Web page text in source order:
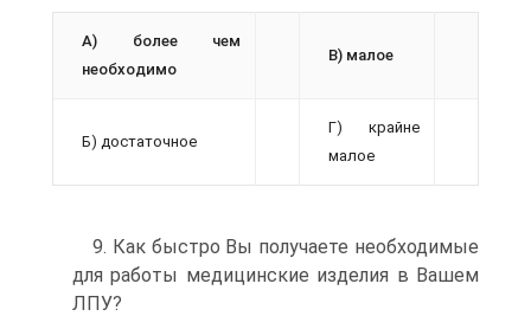
А) более чем
необходимо
В) малое
Б) достаточное
Г) крайне
малое
9. Как быстро Вы получаете необходимые
для работы медицинские изделия в Вашем
ЛПУ?